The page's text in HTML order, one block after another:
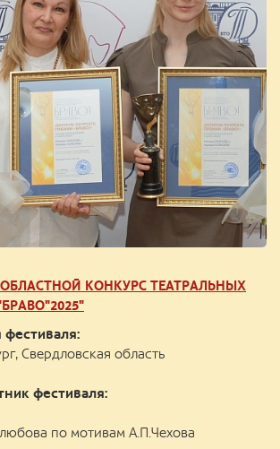
КОНКУРС ТЕАТРАЛЬНЫХ
Свердловская область
фестиваля:
по мотивам А.П.Чехова